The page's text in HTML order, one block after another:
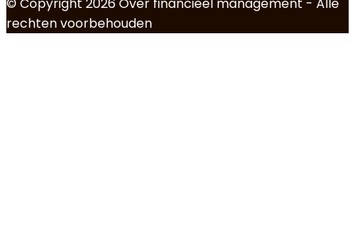
© Copyright 2026 Over financieel management - Alle
rechten voorbehouden